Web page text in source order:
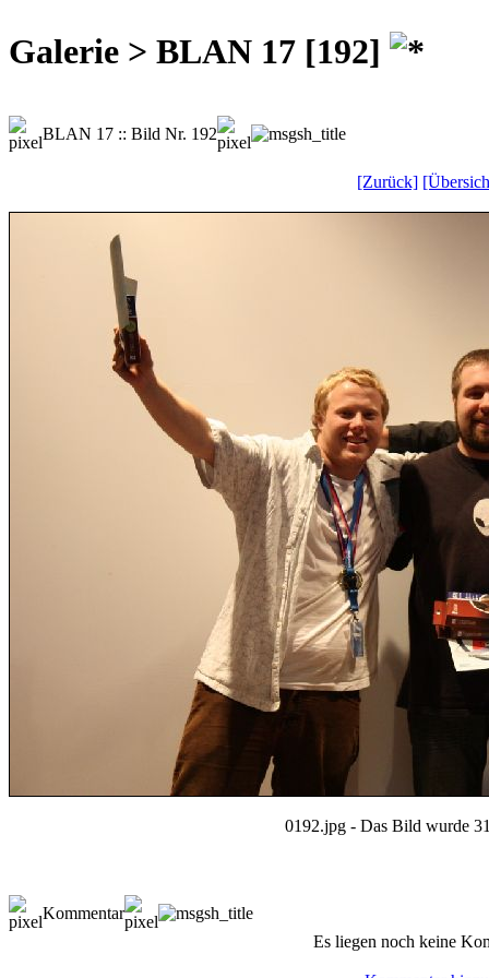
Galerie > BLAN 17 [192]
BLAN 17 :: Bild Nr. 192
[Zurück]
0192.jpg - Das Bild wurde
Kommentar
Es liegen noch keine